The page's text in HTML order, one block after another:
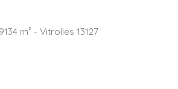
m² - Vitrolles 13127